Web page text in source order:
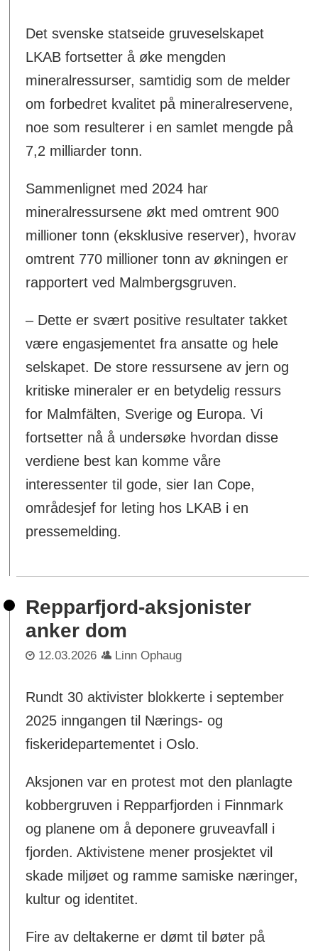
Det svenske statseide gruveselskapet
LKAB fortsetter å øke mengden
mineralressurser, samtidig som de melder
om forbedret kvalitet på mineralreservene,
noe som resulterer i en samlet mengde på
7,2 milliarder tonn.
Sammenlignet med 2024 har
mineralressursene økt med omtrent 900
millioner tonn (eksklusive reserver), hvorav
omtrent 770 millioner tonn av økningen er
rapportert ved Malmbergsgruven.
– Dette er svært positive resultater takket
være engasjementet fra ansatte og hele
selskapet. De store ressursene av jern og
kritiske mineraler er en betydelig ressurs
for Malmfälten, Sverige og Europa. Vi
fortsetter nå å undersøke hvordan disse
verdiene best kan komme våre
interessenter til gode, sier Ian Cope,
områdesjef for leting hos LKAB i en
pressemelding.
Repparfjord-aksjonister
anker dom
12.03.2026 Linn Ophaug
Rundt 30 aktivister blokkerte i september
2025 inngangen til Nærings- og
fiskeridepartementet i Oslo.
Aksjonen var en protest mot den planlagte
kobbergruven i Repparfjorden i Finnmark
og planene om å deponere gruveavfall i
fjorden. Aktivistene mener prosjektet vil
skade miljøet og ramme samiske næringer,
kultur og identitet.
Fire av deltakerne er dømt til bøter på